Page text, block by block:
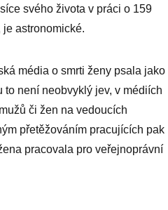
svého života v práci o 159
astronomické.
média o smrti ženy psala jako
není neobvyklý jev, v médiích
či žen na vedoucích
přetěžováním pracujících pak
pracovala pro veřejnoprávní